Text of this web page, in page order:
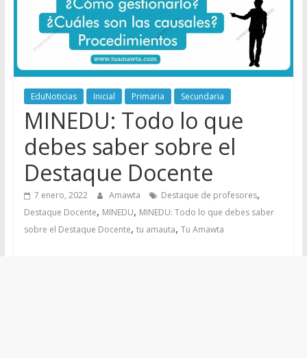
EduNoticias Inicial Primaria Secundaria
MINEDU: Todo lo que
debes saber sobre el
Destaque Docente
7 enero, 2022 Amawta Destaque de profesores,
Destaque Docente, MINEDU, MINEDU: Todo lo que debes saber
sobre el Destaque Docente, tu amauta, Tu Amawta